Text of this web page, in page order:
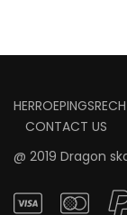
CONTACT US
@ 2019 Dragon